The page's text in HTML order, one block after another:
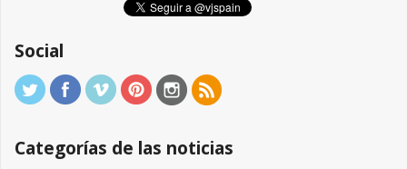
Social
Categorías de las noticias